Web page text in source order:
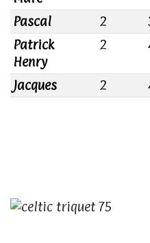
Pascal 2
Patrick
Henry
2
Jacques 2